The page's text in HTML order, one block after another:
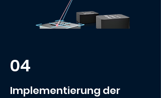
04
Implementierung der